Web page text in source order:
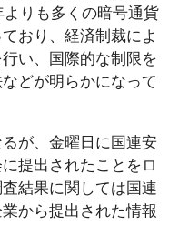
りも多くの暗号通貨
おり、経済制裁によ
い、国際的な制限を
どが明らかになって
が、金曜日に国連安
提出されたことをロ
結果に関しては国連
から提出された情報